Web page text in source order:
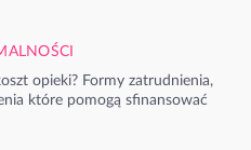
opieki? Formy zatrudnienia,
które pomogą sfinansować